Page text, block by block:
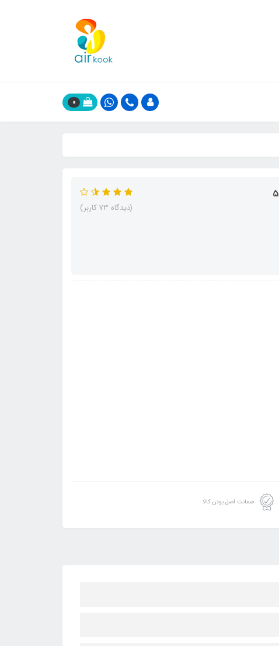
0
(دیدگاه 73 کاربر)
ضمانت اصل بودن کالا